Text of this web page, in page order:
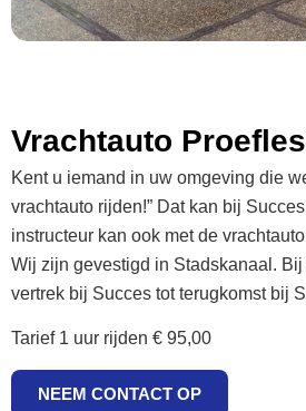
Vrachtauto
Kent u iemand in uw omgeving die
vrachtauto rijden!” Dat kan bij
instructeur kan ook met de
Wij zijn gevestigd in Stadskanaal.
vertrek bij Succes tot terugkomst bij
Tarief 1 uur rijden € 95,00
NEEM CONTACT OP